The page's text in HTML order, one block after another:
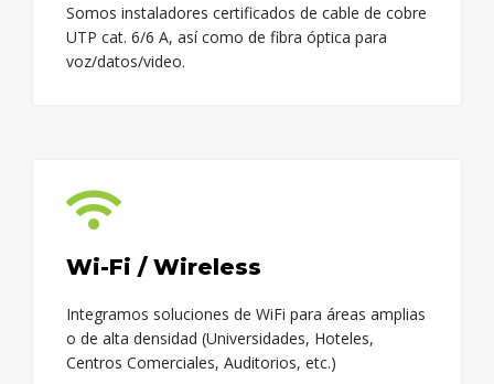
Somos instaladores certificados de cable de cobre
UTP cat. 6/6 A, así como de fibra óptica para
voz/datos/video.
Wi-Fi / Wireless
Integramos soluciones de WiFi para áreas amplias
o de alta densidad (Universidades, Hoteles,
Centros Comerciales, Auditorios, etc.)